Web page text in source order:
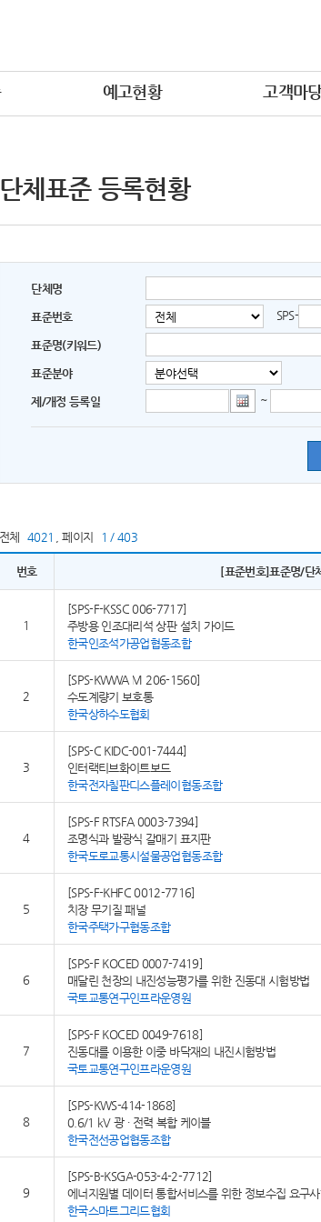
예고현황 고객마
단체표준 등록현황
단체명
표준번호 SPS-
표준명(키워드)
표준분야
제/개정 등록일 ~
전체 4021 페이지 1 / 403
번호 [표준번호]표준명/단
1
[SPS-F-KSSC 006-7717]
주방용 인조대리석 상판 설치 가이드
한국인조석가공업협동조합
2
[SPS-KWWA M 206-1560]
수도계량기 보호통
한국상하수도협회
3
[SPS-C KIDC-001-7444]
인터랙티브화이트보드
한국전자칠판디스플레이협동조합
4
[SPS-F RTSFA 0003-7394]
조명식과 발광식 갈매기 표지판
한국도로교통시설물공업협동조합
5
[SPS-F-KHFC 0012-7716]
치장 무기질 패널
한국주택가구협동조합
6
[SPS-F KOCED 0007-7419]
매달린 천장의 내진성능평가를 위한 진동대 시험방법
국토교통연구인프라운영원
7
[SPS-F KOCED 0049-7618]
진동대를 이용한 이중 바닥재의 내진시험방법
국토교통연구인프라운영원
8
[SPS-KWS-414-1868]
0.6/1 kV 광 ∙ 전력 복합 케이블
한국전선공업협동조합
9
[SPS-B-KSGA-053-4-2-7712]
에너지원별 데이터 통합서비스를 위한 정보수집 요구
한국스마트그리드협회